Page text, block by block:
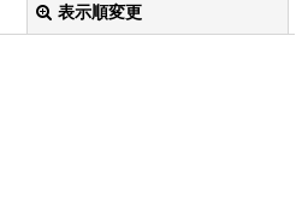
表示順変更